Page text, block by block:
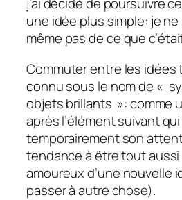
j’ai décidé de poursuivre
une idée plus simple: je
même pas de ce que
Commuter entre les
connu sous le nom de «
objets brillants »: comme
après l’élément suivant
temporairement son
tendance à être tout
amoureux d’une nouvelle
passer à autre chose).